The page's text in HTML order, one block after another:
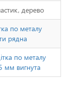
дерево
по металу
рядна
по металу
мм вигнута